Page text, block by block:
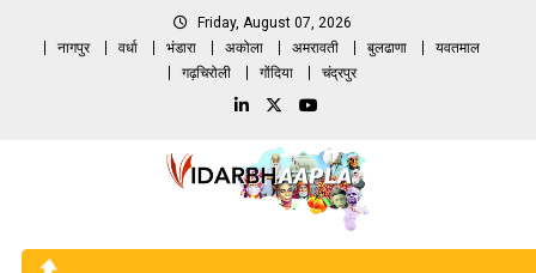
Friday, August 07, 2026
नागपुर
वर्धा भंडारा अकोला अमरावती बुलढाणा
यवतमाल
गढ़चिरोली
गोंदिया चंद्रपुर